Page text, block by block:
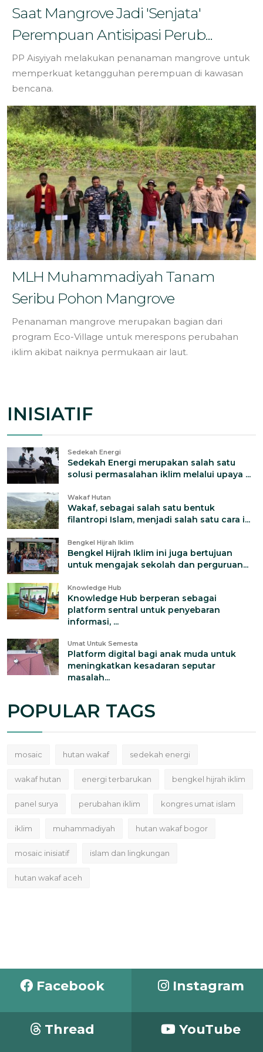
Saat Mangrove Jadi 'Senjata'
Perempuan Antisipasi Perub...
PP Aisyiyah melakukan penanaman mangrove untuk
memperkuat ketangguhan perempuan di kawasan
bencana.
MLH Muhammadiyah Tanam
Seribu Pohon Mangrove
Penanaman mangrove merupakan bagian dari
program Eco-Village untuk merespons perubahan
iklim akibat naiknya permukaan air laut.
INISIATIF
Sedekah Energi
Sedekah Energi merupakan salah satu
solusi permasalahan iklim melalui upaya ...
Wakaf Hutan
Wakaf, sebagai salah satu bentuk
filantropi Islam, menjadi salah satu cara i...
Bengkel Hijrah Iklim
Bengkel Hijrah Iklim ini juga bertujuan
untuk mengajak sekolah dan perguruan...
Knowledge Hub
Knowledge Hub berperan sebagai
platform sentral untuk penyebaran
informasi, ...
Umat Untuk Semesta
Platform digital bagi anak muda untuk
meningkatkan kesadaran seputar
masalah...
POPULAR TAGS
mosaic hutan wakaf sedekah energi
wakaf hutan energi terbarukan bengkel hijrah iklim
panel surya perubahan iklim kongres umat islam
iklim muhammadiyah hutan wakaf bogor
mosaic inisiatif islam dan lingkungan
hutan wakaf aceh
Facebook Instagram
Thread YouTube